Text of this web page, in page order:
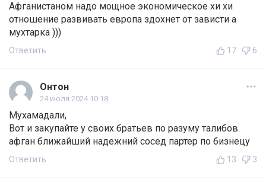
Афганистаном надо мощное экономическое хи хи
отношение развивать европа здохнет от зависти а
мухтарка )))
Ответить 17 6
Онтон
24 июля 2024 10:18
Мухамадали,
Вот и закупайте у своих братьев по разуму талибов.
афган ближайший надежний сосед партер по бизнецу
Ответить 13 3